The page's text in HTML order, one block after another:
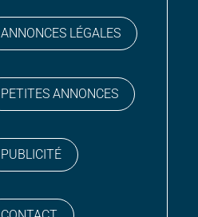
ANNONCES LÉGALES
PETITES ANNONCES
PUBLICITÉ